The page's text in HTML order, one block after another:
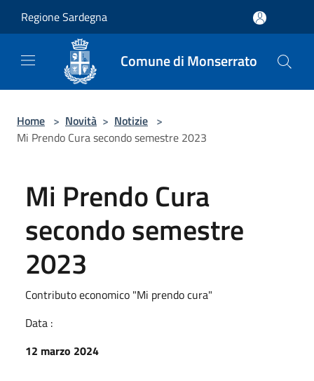
Regione Sardegna
Comune di Monserrato
Home > Novità > Notizie >
Mi Prendo Cura secondo semestre 2023
Mi Prendo Cura
secondo semestre
2023
Contributo economico "Mi prendo cura"
Data :
12 marzo 2024